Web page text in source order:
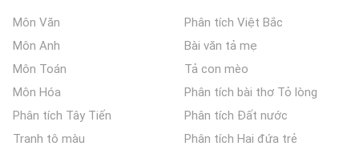
Môn Văn
Môn Anh
Môn Toán
Môn Hóa
Phân tích Tây Tiến
Tranh tô màu
Phân tích Việt Bắc
Bài văn tả mẹ
Tả con mèo
Phân tích bài thơ Tỏ lòng
Phân tích Đất nước
Phân tích Hai đứa trẻ